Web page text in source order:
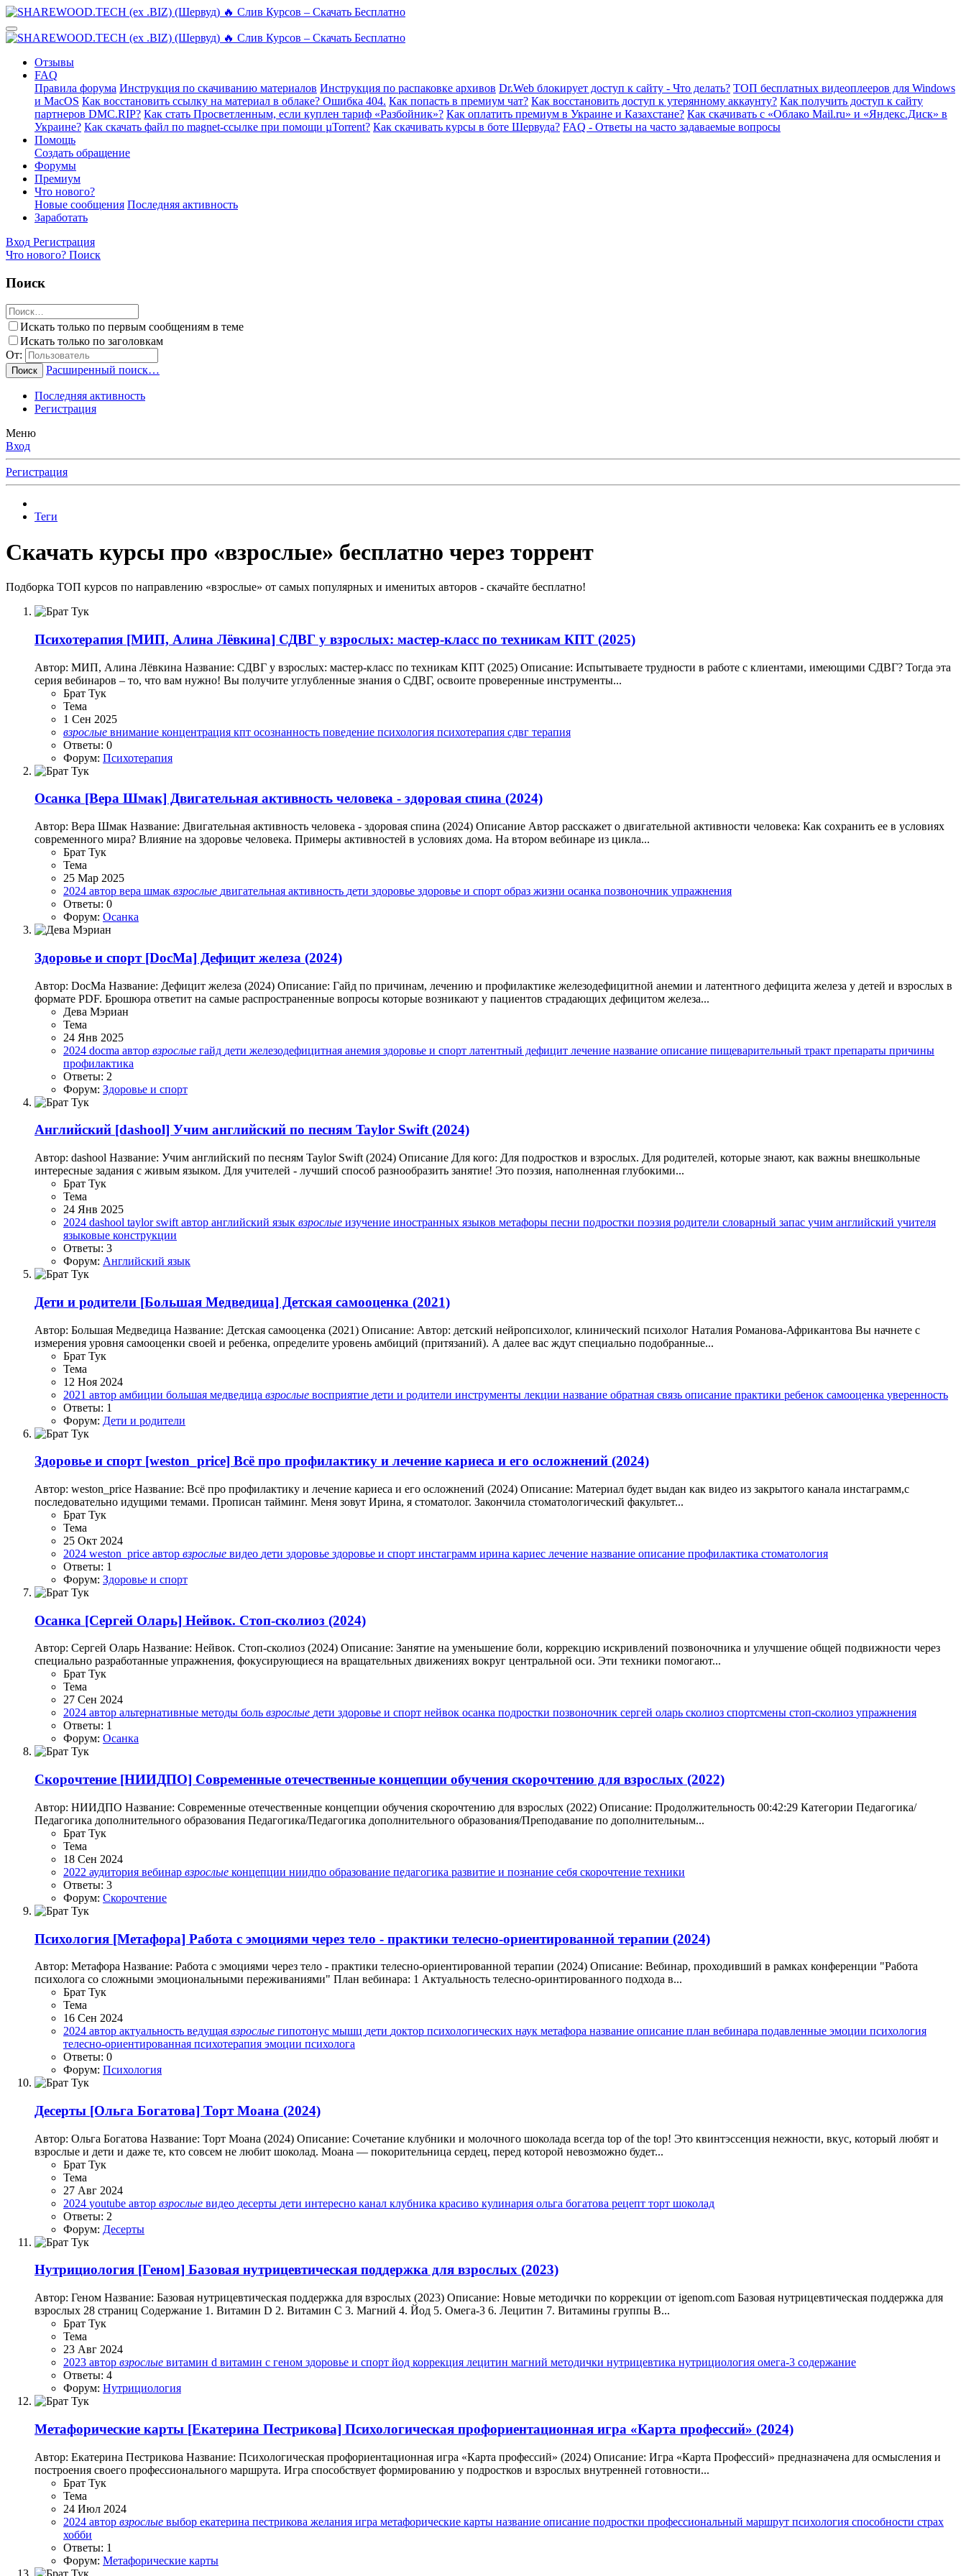
Отзывы
FAQ
Правила форума Инструкция по скачиванию материалов Инструкция по распаковке архивов Dr.Web блокирует доступ к сайту - Что делать? ТОП бесплатных видеоплееров для Windows
и MacOS Как восстановить ссылку на материал в облаке? Ошибка 404. Как попасть в премиум чат? Как восстановить доступ к утерянному аккаунту? Как получить доступ к сайту
партнеров DMC.RIP? Как стать Просветленным, если куплен тариф «Разбойник»? Как оплатить премиум в Украине и Казахстане? Как скачивать с «Облако Mail.ru» и «Яндекс.Диск» в
Украине? Как скачать файл по magnet-ссылке при помощи µTorrent? Как скачивать курсы в боте Шервуда? FAQ - Ответы на часто задаваемые вопросы
Помощь
Создать обращение
Форумы
Премиум
Что нового?
Новые сообщения Последняя активность
Заработать
Вход Регистрация
Что нового? Поиск
Поиск
Искать только по первым сообщениям в теме
Искать только по заголовкам
От:
Поиск Расширенный поиск…
Последняя активность
Регистрация
Меню
Вход
Регистрация
Теги
Скачать курсы про «взрослые» бесплатно через торрент
Подборка ТОП курсов по направлению «взрослые» от самых популярных и именитых авторов - скачайте бесплатно!
Психотерапия [МИП, Алина Лёвкина] СДВГ у взрослых: мастер-класс по техникам КПТ (2025)
Автор: МИП, Алина Лёвкина Название: СДВГ у взрослых: мастер-класс по техникам КПТ (2025) Описание: Испытываете трудности в работе с клиентами, имеющими СДВГ? Тогда эта
серия вебинаров – то, что вам нужно! Вы получите углубленные знания о СДВГ, освоите проверенные инструменты...
Брат Тук
Тема
1 Сен 2025
взрослые внимание концентрация кпт осознанность поведение психология психотерапия сдвг терапия
Ответы: 0
Форум: Психотерапия
Осанка [Вера Шмак] Двигательная активность человека - здоровая спина (2024)
Автор: Вера Шмак Название: Двигательная активность человека - здоровая спина (2024) Описание Автор расскажет о двигательной активности человека: Как сохранить ее в условиях
современного мира? Влияние на здоровье человека. Примеры активностей в условиях дома. На втором вебинаре из цикла...
Брат Тук
Тема
25 Мар 2025
2024 автор вера шмак взрослые двигательная активность дети здоровье здоровье и спорт образ жизни осанка позвоночник упражнения
Ответы: 0
Форум: Осанка
Здоровье и спорт [DocMa] Дефицит железа (2024)
Автор: DocMa Название: Дефицит железа (2024) Описание: Гайд по причинам, лечению и профилактике железодефицитной анемии и латентного дефицита железа у детей и взрослых в
формате PDF. Брошюра ответит на самые распространенные вопросы которые возникают у пациентов страдающих дефицитом железа...
Дева Мэриан
Тема
24 Янв 2025
2024 docma автор взрослые гайд дети железодефицитная анемия здоровье и спорт латентный дефицит лечение название описание пищеварительный тракт препараты причины
профилактика
Ответы: 2
Форум: Здоровье и спорт
Английский [dashool] Учим английский по песням Taylor Swift (2024)
Автор: dashool Название: Учим английский по песням Taylor Swift (2024) Описание Для кого: Для подростков и взрослых. Для родителей, которые знают, как важны внешкольные
интересные задания с живым языком. Для учителей - лучший способ разнообразить занятие! Это поэзия, наполненная глубокими...
Брат Тук
Тема
24 Янв 2025
2024 dashool taylor swift автор английский язык взрослые изучение иностранных языков метафоры песни подростки поэзия родители словарный запас учим английский учителя
языковые конструкции
Ответы: 3
Форум: Английский язык
Дети и родители [Большая Медведица] Детская самооценка (2021)
Автор: Большая Медведица Название: Детская самооценка (2021) Описание: Автор: детский нейропсихолог, клинический психолог Наталия Романова-Африкантова Вы начнете с
измерения уровня самооценки своей и ребенка, определите уровень амбиций (притязаний). А далее вас ждут специально подобранные...
Брат Тук
Тема
12 Ноя 2024
2021 автор амбиции большая медведица взрослые восприятие дети и родители инструменты лекции название обратная связь описание практики ребенок самооценка уверенность
Ответы: 1
Форум: Дети и родители
Здоровье и спорт [weston_price] Всё про профилактику и лечение кариеса и его осложнений (2024)
Автор: weston_price Название: Всё про профилактику и лечение кариеса и его осложнений (2024) Описание: Материал будет выдан как видео из закрытого канала инстаграмм,с
последовательно идущими темами. Прописан тайминг. Меня зовут Ирина, я стоматолог. Закончила стоматологический факультет...
Брат Тук
Тема
25 Окт 2024
2024 weston_price автор взрослые видео дети здоровье здоровье и спорт инстаграмм ирина кариес лечение название описание профилактика стоматология
Ответы: 1
Форум: Здоровье и спорт
Осанка [Сергей Оларь] Нейвок. Стоп-сколиоз (2024)
Автор: Сергей Оларь Название: Нейвок. Стоп-сколиоз (2024) Описание: Занятие на уменьшение боли, коррекцию искривлений позвоночника и улучшение общей подвижности через
специально разработанные упражнения, фокусирующиеся на вращательных движениях вокруг центральной оси. Эти техники помогают...
Брат Тук
Тема
27 Сен 2024
2024 автор альтернативные методы боль взрослые дети здоровье и спорт нейвок осанка подростки позвоночник сергей оларь сколиоз спортсмены стоп-сколиоз упражнения
Ответы: 1
Форум: Осанка
Скорочтение [НИИДПО] Современные отечественные концепции обучения скорочтению для взрослых (2022)
Автор: НИИДПО Название: Современные отечественные концепции обучения скорочтению для взрослых (2022) Описание: Продолжительность 00:42:29 Категории Педагогика/
Педагогика дополнительного образования Педагогика/Педагогика дополнительного образования/Преподавание по дополнительным...
Брат Тук
Тема
18 Сен 2024
2022 аудитория вебинар взрослые концепции ниидпо образование педагогика развитие и познание себя скорочтение техники
Ответы: 3
Форум: Скорочтение
Психология [Метафора] Работа с эмоциями через тело - практики телесно-ориентированной терапии (2024)
Автор: Метафора Название: Работа с эмоциями через тело - практики телесно-ориентированной терапии (2024) Описание: Вебинар, проходивший в рамках конференции "Работа
психолога со сложными эмоциональными переживаниями" План вебинара: 1 Актуальность телесно-оринтированного подхода в...
Брат Тук
Тема
16 Сен 2024
2024 автор актуальность ведущая взрослые гипотонус мышц дети доктор психологических наук метафора название описание план вебинара подавленные эмоции психология
телесно-ориентированная психотерапия эмоции психолога
Ответы: 0
Форум: Психология
Десерты [Ольга Богатова] Торт Моана (2024)
Автор: Ольга Богатова Название: Торт Моана (2024) Описание: Сочетание клубники и молочного шоколада всегда top of the top! Это квинтэссенция нежности, вкус, который любят и
взрослые и дети и даже те, кто совсем не любит шоколад. Моана — покорительница сердец, перед которой невозможно будет...
Брат Тук
Тема
27 Авг 2024
2024 youtube автор взрослые видео десерты дети интересно канал клубника красиво кулинария ольга богатова рецепт торт шоколад
Ответы: 2
Форум: Десерты
Нутрициология [Геном] Базовая нутрицевтическая поддержка для взрослых (2023)
Автор: Геном Название: Базовая нутрицевтическая поддержка для взрослых (2023) Описание: Новые методички по коррекции от igenom.com Базовая нутрицевтическая поддержка для
взрослых 28 страниц Содержание 1. Витамин D 2. Витамин С 3. Магний 4. Йод 5. Омега-3 6. Лецитин 7. Витамины группы В...
Брат Тук
Тема
23 Авг 2024
2023 автор взрослые витамин d витамин с геном здоровье и спорт йод коррекция лецитин магний методички нутрицевтика нутрициология омега-3 содержание
Ответы: 4
Форум: Нутрициология
Метафорические карты [Екатерина Пестрикова] Психологическая профориентационная игра «Карта профессий» (2024)
Автор: Екатерина Пестрикова Название: Психологическая профориентационная игра «Карта профессий» (2024) Описание: Игра «Карта Профессий» предназначена для осмысления и
построения своего профессионального маршрута. Игра способствует формированию у подростков и взрослых внутренней готовности...
Брат Тук
Тема
24 Июл 2024
2024 автор взрослые выбор екатерина пестрикова желания игра метафорические карты название описание подростки профессиональный маршрут психология способности страх
хобби
Ответы: 1
Форум: Метафорические карты